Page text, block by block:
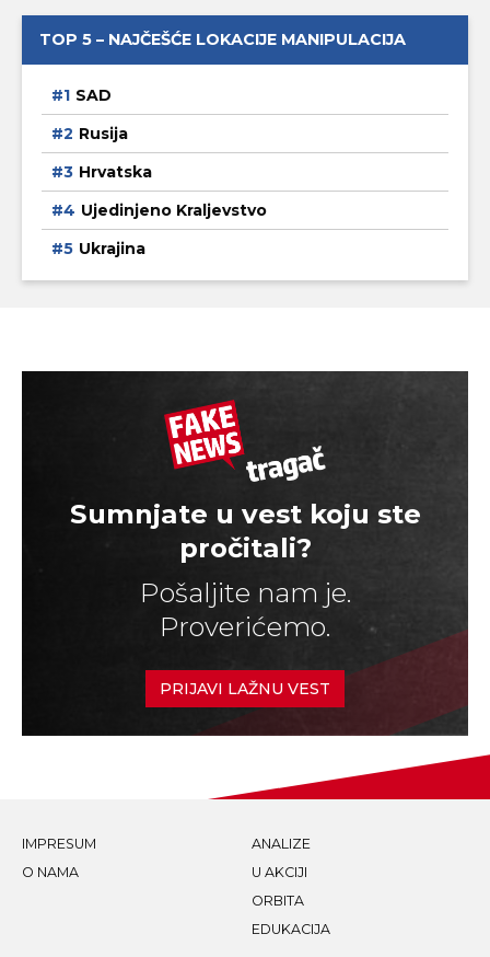
TOP 5 – NAJČEŠĆE LOKACIJE MANIPULACIJA
SAD
Rusija
Hrvatska
Ujedinjeno Kraljevstvo
Ukrajina
Sumnjate u vest koju ste
pročitali?
Pošaljite nam je.
Proverićemo.
PRIJAVI LAŽNU VEST
IMPRESUM
O NAMA
ANALIZE
U AKCIJI
ORBITA
EDUKACIJA